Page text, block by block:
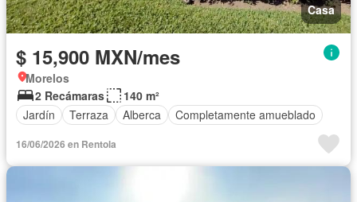
Casa
$ 15,900 MXN/mes
Morelos
2 Recámaras
140 m²
Jardín
Terraza Alberca Completamente amueblado
16/06/2026 en Rentola